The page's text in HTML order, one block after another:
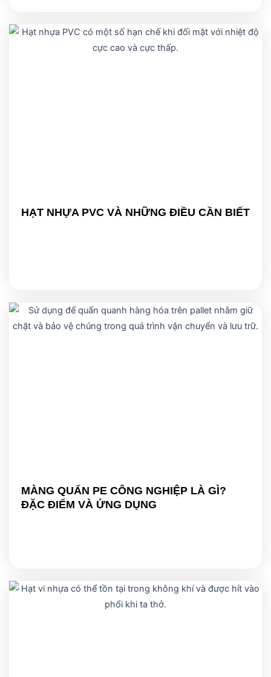
HẠT NHỰA PVC VÀ NHỮNG ĐIỀU CẦN BIẾT
MÀNG QUẤN PE CÔNG NGHIỆP LÀ GÌ?
ĐẶC ĐIỂM VÀ ỨNG DỤNG